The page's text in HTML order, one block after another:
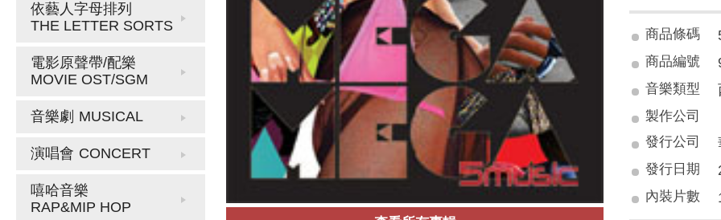
依藝人字母排列
THE LETTER SORTS
電影原聲帶/配樂
MOVIE OST/SGM
音樂劇 MUSICAL
演唱會 CONCERT
嘻哈音樂
RAP&MIP HOP
商品條碼
商品編號
音樂類型
製作公司
發行公司
發行日期
內裝片數